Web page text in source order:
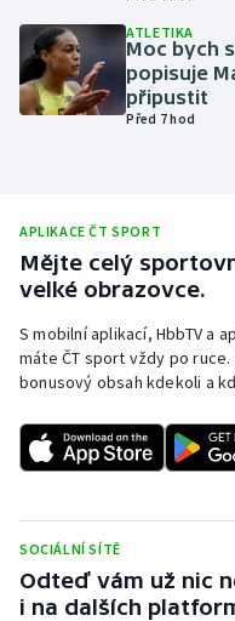
Parasport
Ragby
Rychlostní kanoistika
Short track
Stolní tenis
Triatlon
ATLETIKA
Moc bych
popisuje
připustit
Před 7 hod
APLIKACE ČT SPORT
Mějte celý
velké obrazovce.
S mobilní aplikací, HbbTV a
máte ČT sport vždy po
bonusový obsah kdekoli a
SOCIÁLNÍ SÍTĚ
Odteď vám už nic
i na dalších